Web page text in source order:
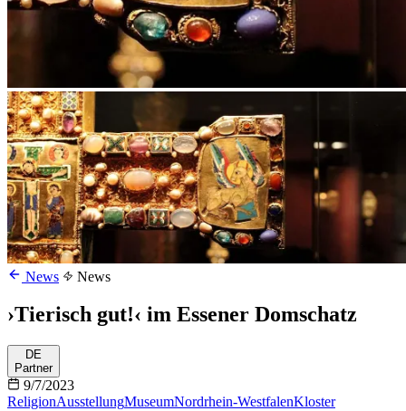
News News
›Tierisch gut!‹ im Essener Domschatz
DE
Partner
9/7/2023
ReligionAusstellungMuseumNordrhein-WestfalenKloster